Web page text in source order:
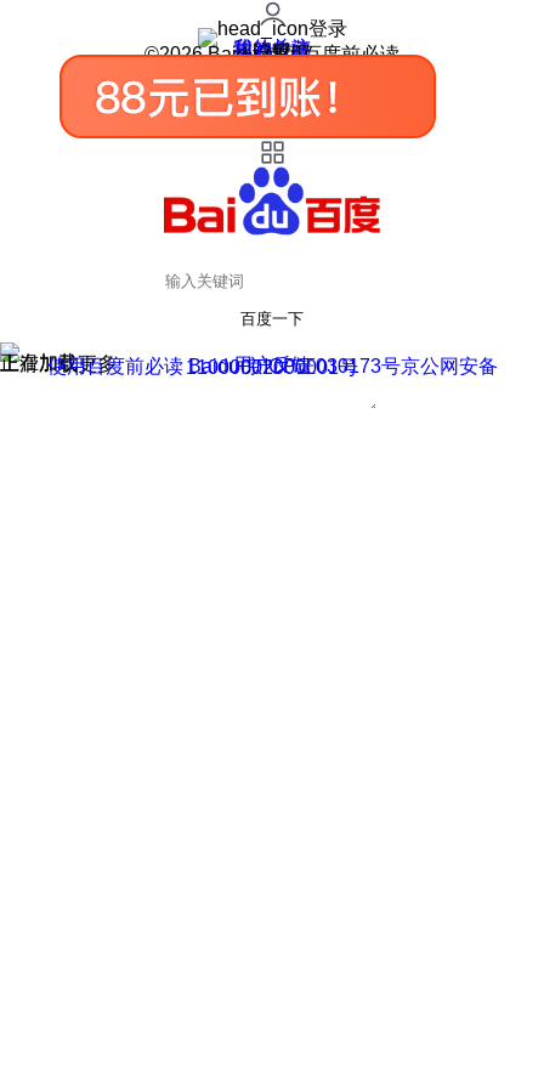
登录
我的关注
我的收藏
皮肤中心
用户反馈
设置
©2026 Baidu 使用百度前必读
百度一下
正在加载
上滑加载更多 用户反馈
使用百度前必读 Baidu 京ICP证030173号
京公网安备11000002000001号